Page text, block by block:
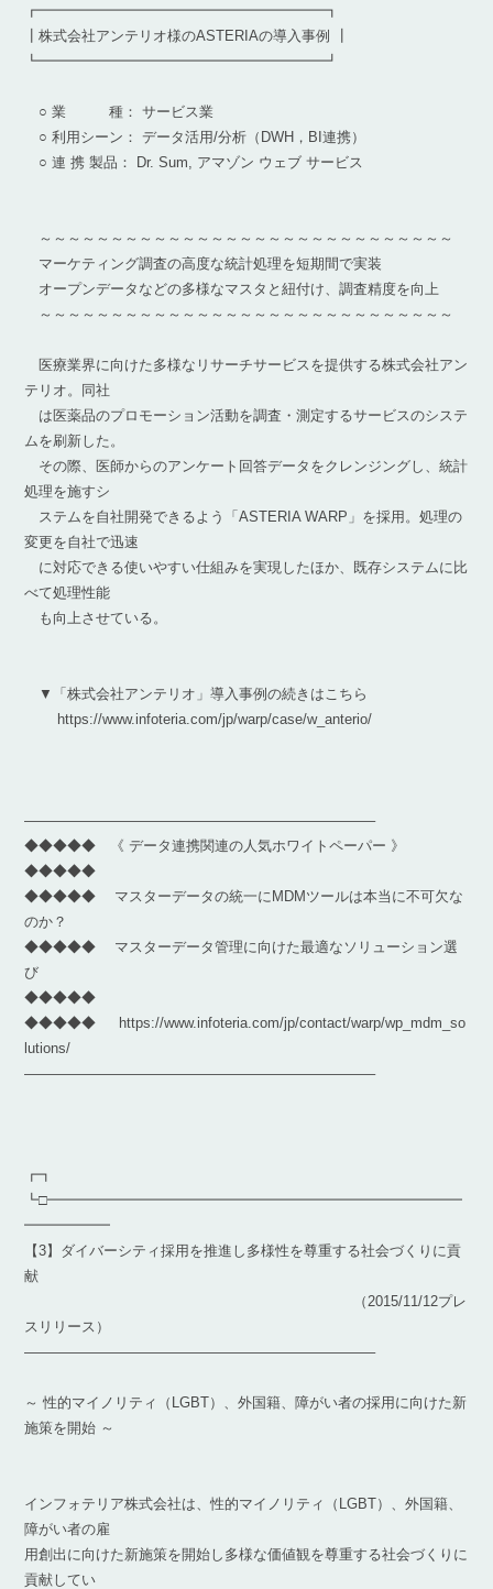
┏━━━━━━━━━━━━━━━━━━━━┓
┃株式会社アンテリオ様のASTERIAの導入事例 ┃
┗━━━━━━━━━━━━━━━━━━━━┛
○ 業 種： サービス業
○ 利用シーン： データ活用/分析（DWH，BI連携）
○ 連 携 製品： Dr. Sum, アマゾン ウェブ サービス
～～～～～～～～～～～～～～～～～～～～～～～～～～～～～
マーケティング調査の高度な統計処理を短期間で実装
オープンデータなどの多様なマスタと紐付け、調査精度を向上
～～～～～～～～～～～～～～～～～～～～～～～～～～～～～
医療業界に向けた多様なリサーチサービスを提供する株式会社アン
テリオ。同社
は医薬品のプロモーション活動を調査・測定するサービスのシステ
ムを刷新した。
その際、医師からのアンケート回答データをクレンジングし、統計
処理を施すシ
ステムを自社開発できるよう「ASTERIA WARP」を採用。処理の
変更を自社で迅速
に対応できる使いやすい仕組みを実現したほか、既存システムに比
べて処理性能
も向上させている。
▼「株式会社アンテリオ」導入事例の続きはこちら
https://www.infoteria.com/jp/warp/case/w_anterio/
————————————————————————–
◆◆◆◆◆ 《 データ連携関連の人気ホワイトペーパー 》
◆◆◆◆◆
◆◆◆◆◆ マスターデータの統一にMDMツールは本当に不可欠な
のか？
◆◆◆◆◆ マスターデータ管理に向けた最適なソリューション選
び
◆◆◆◆◆
◆◆◆◆◆ https://www.infoteria.com/jp/contact/warp/wp_mdm_so
lutions/
————————————————————————–
┏┓
┗□━━━━━━━━━━━━━━━━━━━━━━━━━━━━━
━━━━━━
【3】ダイバーシティ採用を推進し多様性を尊重する社会づくりに貢
献
（2015/11/12プレ
スリリース）
————————————————————————–
～ 性的マイノリティ（LGBT）、外国籍、障がい者の採用に向けた新
施策を開始 ～
インフォテリア株式会社は、性的マイノリティ（LGBT）、外国籍、
障がい者の雇
用創出に向けた新施策を開始し多様な価値観を尊重する社会づくりに
貢献してい